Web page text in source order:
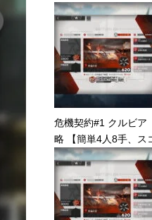
危機契約#1 クルビア
略 【簡単4人8手、ス